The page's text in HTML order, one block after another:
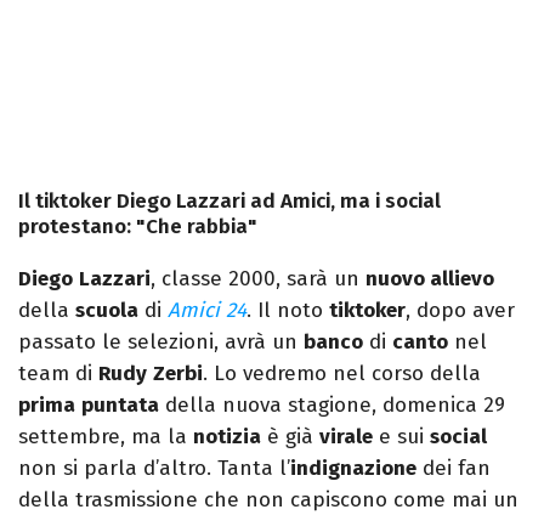
Il tiktoker Diego Lazzari ad Amici, ma i social
protestano: "Che rabbia"
Diego Lazzari, classe 2000, sarà un nuovo allievo
della scuola di Amici 24. Il noto tiktoker, dopo aver
passato le selezioni, avrà un banco di canto nel
team di Rudy Zerbi. Lo vedremo nel corso della
prima puntata della nuova stagione, domenica 29
settembre, ma la notizia è già virale e sui social
non si parla d’altro. Tanta l’indignazione dei fan
della trasmissione che non capiscono come mai un